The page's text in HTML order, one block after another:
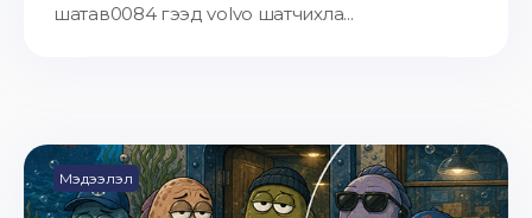
шатав0084 гээд volvo шатчихла...
Мэдээлэл